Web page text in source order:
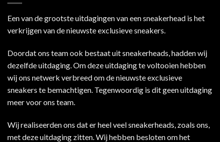
Een van de grootste uitdagingen van een sneakerhead is het
verkrijgen van de nieuwste exclusieve sneakers.
Doordat ons team ook bestaat uit sneakerheads, hadden wij
dezelfde uitdaging. Om deze uitdaging te voltooien hebben
wij ons netwerk verbreed om de nieuwste exclusieve
sneakers te bemachtigen. Tegenwoordig is dit geen uitdaging
meer voor ons team.
Wij realiseerden ons dat er heel veel sneakerheads, zoals ons,
met deze uitdaging zitten. Wij hebben besloten om het